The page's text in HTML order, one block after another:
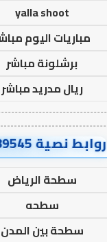
yalla shoot
مباريات اليوم
برشلونة مباشر
ريال مدريد مباشر
روابط نصية AA89545
سطحة الرياض
سطحه
سطحة بين المدن